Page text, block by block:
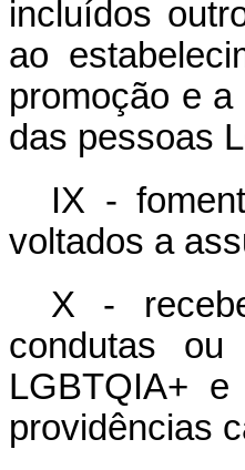
incluídos
ao
promoção e
das pessoas
IX -
voltados a
X -
condutas
LGBTQIA+
providências